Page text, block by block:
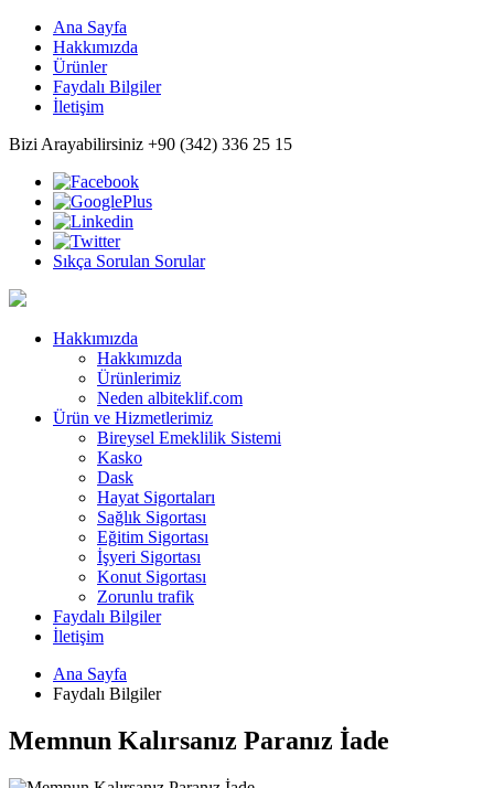
Ana Sayfa
Hakkımızda
Ürünler
Faydalı Bilgiler
İletişim
Bizi Arayabilirsiniz +90 (342) 336 25 15
Sıkça Sorulan Sorular
Hakkımızda
Hakkımızda
Ürünlerimiz
Neden albiteklif.com
Ürün ve Hizmetlerimiz
Bireysel Emeklilik Sistemi
Kasko
Dask
Hayat Sigortaları
Sağlık Sigortası
Eğitim Sigortası
İşyeri Sigortası
Konut Sigortası
Zorunlu trafik
Faydalı Bilgiler
İletişim
Ana Sayfa
Faydalı Bilgiler
Memnun Kalırsanız Paranız İade